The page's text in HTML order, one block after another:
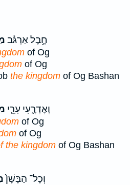
חֶ֣בֶל אַרְגֹּ֔ב
of Og
of Og
the kingdom of Og Bashan
וְאֶדְרֶ֑עִי עָרֵ֛י
of Og
of Og
the kingdom of Og Bashan
וְכָל־ הַבָּשָׁן֙